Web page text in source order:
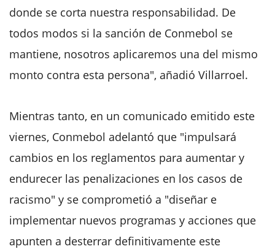
donde se corta nuestra responsabilidad. De
todos modos si la sanción de Conmebol se
mantiene, nosotros aplicaremos una del mismo
monto contra esta persona", añadió Villarroel.
Mientras tanto, en un comunicado emitido este
viernes, Conmebol adelantó que "impulsará
cambios en los reglamentos para aumentar y
endurecer las penalizaciones en los casos de
racismo" y se comprometió a "diseñar e
implementar nuevos programas y acciones que
apunten a desterrar definitivamente este